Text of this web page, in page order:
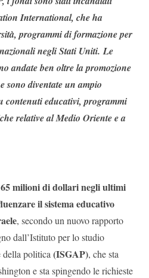
International, che ha
programmi di formazione per
negli Stati Uniti. Le
andate ben oltre la promozione
sono diventate un ampio
contenuti educativi, programmi
relative al Medio Oriente e a
milioni di dollari negli ultimi
il sistema educativo
, secondo un nuovo rapporto
dall’Istituto per lo studio
della politica(ISGAP), che sta
e sta spingendo le richieste